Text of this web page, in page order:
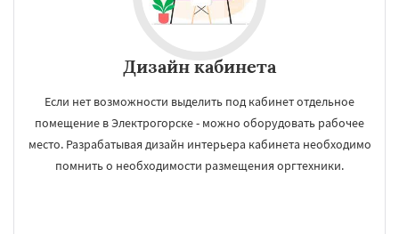
Дизайн кабинета
Если нет возможности выделить под кабинет отдельное
помещение в Электрогорске - можно оборудовать рабочее
место. Разрабатывая дизайн интерьера кабинета необходимо
помнить о необходимости размещения оргтехники.